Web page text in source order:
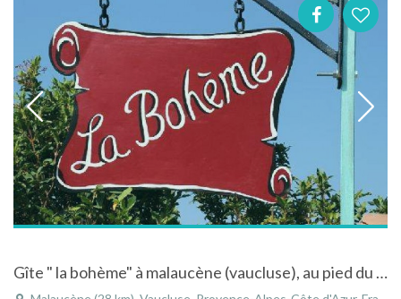
Gîte " la bohème" à malaucène (vaucluse), au pied du mont ventoux, avec piscine